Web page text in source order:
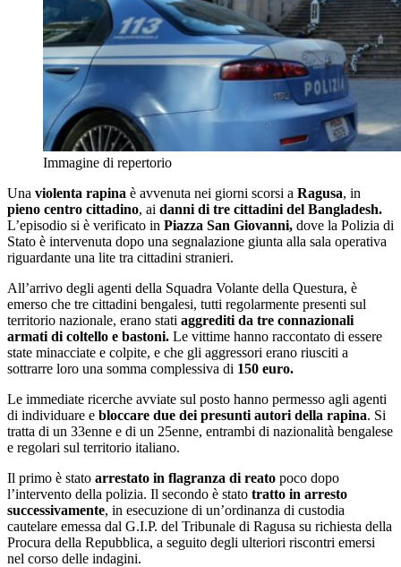
Immagine di repertorio
Una violenta rapina è avvenuta nei giorni scorsi a Ragusa, in
pieno centro cittadino, ai danni di tre cittadini del Bangladesh.
L’episodio si è verificato in Piazza San Giovanni, dove la Polizia di
Stato è intervenuta dopo una segnalazione giunta alla sala operativa
riguardante una lite tra cittadini stranieri.
All’arrivo degli agenti della Squadra Volante della Questura, è
emerso che tre cittadini bengalesi, tutti regolarmente presenti sul
territorio nazionale, erano stati aggrediti da tre connazionali
armati di coltello e bastoni. Le vittime hanno raccontato di essere
state minacciate e colpite, e che gli aggressori erano riusciti a
sottrarre loro una somma complessiva di 150 euro.
Le immediate ricerche avviate sul posto hanno permesso agli agenti
di individuare e bloccare due dei presunti autori della rapina. Si
tratta di un 33enne e di un 25enne, entrambi di nazionalità bengalese
e regolari sul territorio italiano.
Il primo è stato arrestato in flagranza di reato poco dopo
l’intervento della polizia. Il secondo è stato tratto in arresto
successivamente, in esecuzione di un’ordinanza di custodia
cautelare emessa dal G.I.P. del Tribunale di Ragusa su richiesta della
Procura della Repubblica, a seguito degli ulteriori riscontri emersi
nel corso delle indagini.